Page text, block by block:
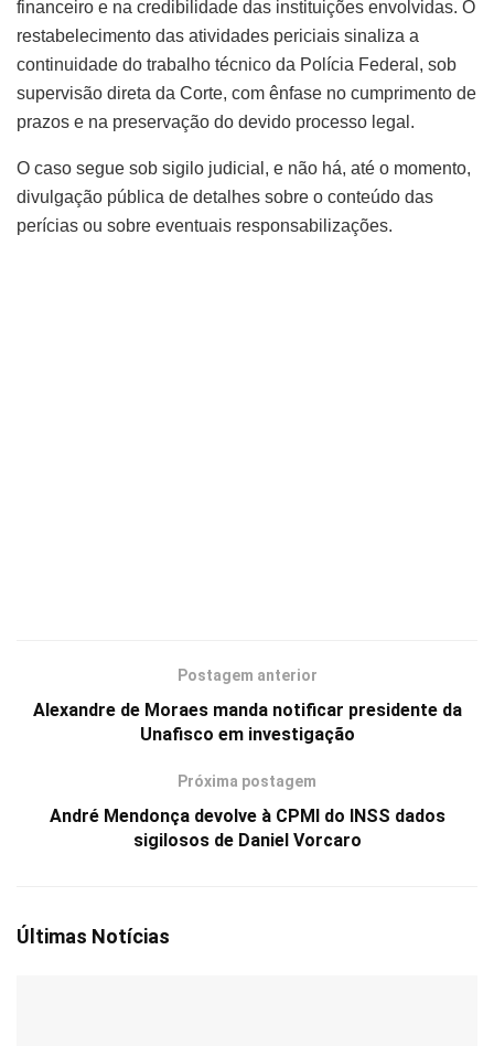
financeiro e na credibilidade das instituições envolvidas. O
restabelecimento das atividades periciais sinaliza a
continuidade do trabalho técnico da Polícia Federal, sob
supervisão direta da Corte, com ênfase no cumprimento de
prazos e na preservação do devido processo legal.
O caso segue sob sigilo judicial, e não há, até o momento,
divulgação pública de detalhes sobre o conteúdo das
perícias ou sobre eventuais responsabilizações.
Postagem anterior
Alexandre de Moraes manda notificar presidente da
Unafisco em investigação
Próxima postagem
André Mendonça devolve à CPMI do INSS dados
sigilosos de Daniel Vorcaro
Últimas Notícias